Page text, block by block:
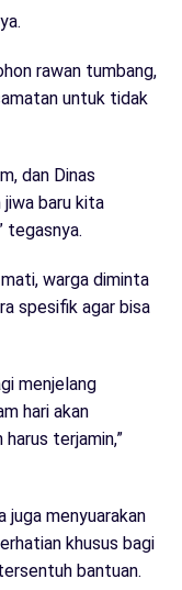
rawan tumbang,
untuk tidak
dan Dinas
jiwa baru kita
tegasnya.
warga diminta
spesifik agar bisa
menjelang
hari akan
terjamin,”
juga menyuarakan
khusus bagi
bantuan.